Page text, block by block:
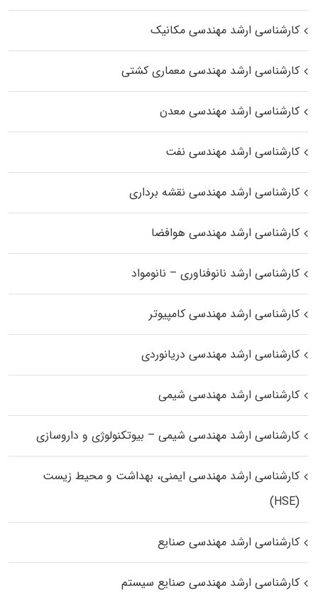
کارشناسی ارشد مهندسی مکانیک
کارشناسی ارشد مهندسی معماری کشتی
کارشناسی ارشد مهندسی معدن
کارشناسی ارشد مهندسی نفت
کارشناسی ارشد مهندسی نقشه برداری
کارشناسی ارشد مهندسی هوافضا
کارشناسی ارشد نانوفناوری – نانومواد
کارشناسی ارشد مهندسی کامپیوتر
کارشناسی ارشد مهندسی دریانوردی
کارشناسی ارشد مهندسی شیمی
کارشناسی ارشد مهندسی شیمی – بیوتکنولوژی و داروسازی
کارشناسی ارشد مهندسی ایمنی، بهداشت و محیط زیست
(HSE)
کارشناسی ارشد مهندسی صنایع
کارشناسی ارشد مهندسی صنایع سیستم